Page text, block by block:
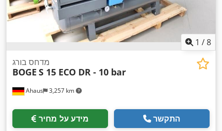
1 /8
Ahaus 3,257 km
מדחס בורג
BOGE S 15 ECO DR - 10 bar
מידע על מחיר התקשר